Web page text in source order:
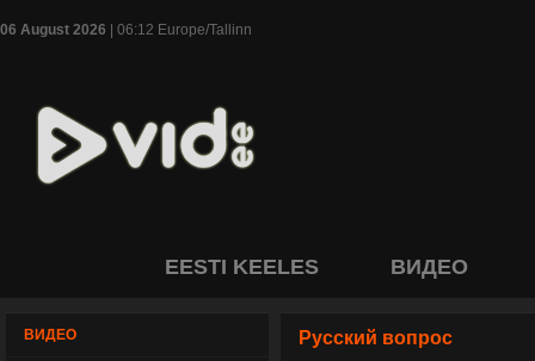
06 August 2026 | 06:12 Europe/Tallinn
EESTI KEELES ВИДЕО
ВИДЕО Русский вопрос